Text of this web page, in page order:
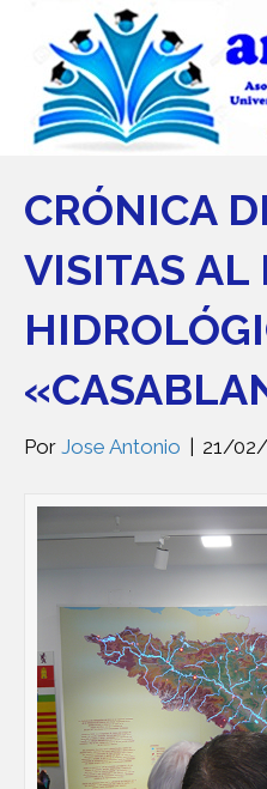
CRÓNICA
VISITAS AL
Por Jose Antonio 21/